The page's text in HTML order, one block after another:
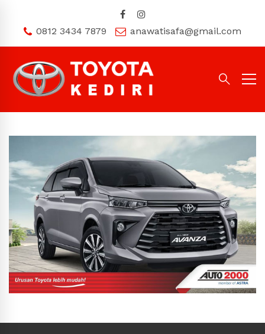
0812 3434 7879 anawatisafa@gmail.com